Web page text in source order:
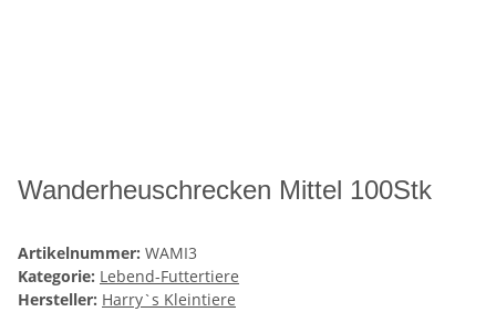
Wanderheuschrecken Mittel 100Stk
Artikelnummer: WAMI3
Kategorie: Lebend-Futtertiere
Hersteller: Harry`s Kleintiere